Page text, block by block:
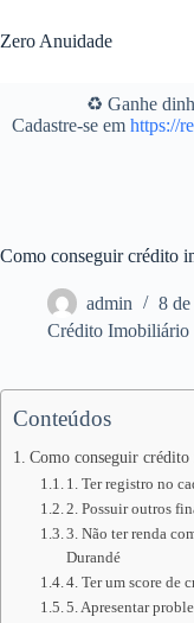
para
o
Zero Anuidade
♻️ Ganhe
Cadastre-se em https://
Como conseguir crédito
admin
8
Crédito Imobiliário
Conteúdos
Como conseguir
1. Ter registro no
2. Possuir outros
3. Não ter renda
Durandé
4. Ter um score de
5. Apresentar